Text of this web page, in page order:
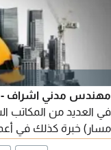
في العديد من المكاتب
مسار) خبرة كذلك في